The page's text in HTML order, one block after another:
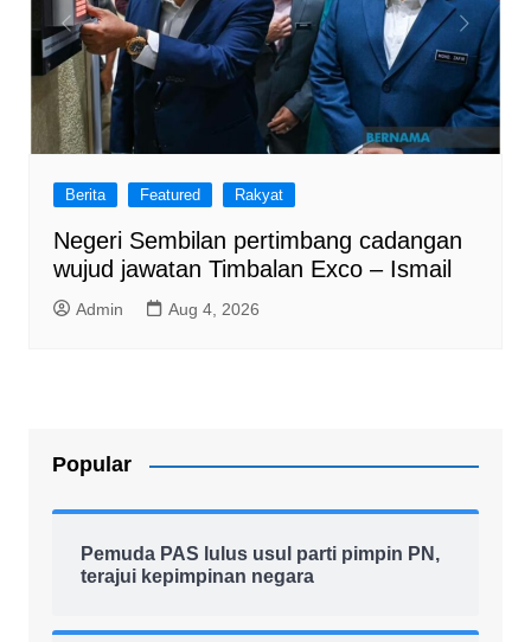
Berita Featured Rakyat
Negeri Sembilan pertimbang cadangan
wujud jawatan Timbalan Exco – Ismail
Admin Aug 4, 2026
Popular
Pemuda PAS lulus usul parti pimpin PN,
terajui kepimpinan negara